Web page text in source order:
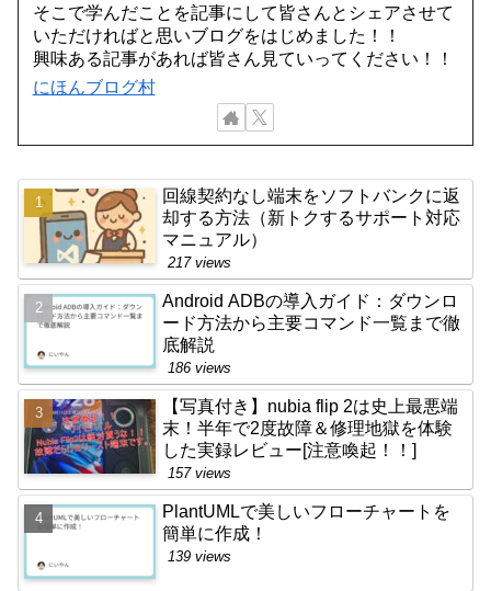
そこで学んだことを記事にして皆さんとシェアさせて
いただければと思いブログをはじめました！！
興味ある記事があれば皆さん見ていってください！！
にほんブログ村
回線契約なし端末をソフトバンクに返
却する方法（新トクするサポート対応
マニュアル）
217 views
Android ADBの導入ガイド：ダウンロ
ード方法から主要コマンド一覧まで徹
底解説
186 views
【写真付き】nubia flip 2は史上最悪端
末！半年で2度故障＆修理地獄を体験
した実録レビュー[注意喚起！！]
157 views
PlantUMLで美しいフローチャートを
簡単に作成！
139 views